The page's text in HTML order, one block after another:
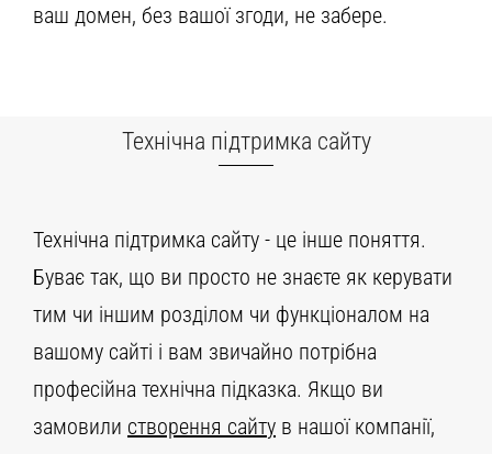
ваш домен, без вашої згоди, не забере.
Технічна підтримка сайту
Технічна підтримка сайту - це інше поняття.
Буває так, що ви просто не знаєте як керувати
тим чи іншим розділом чи функціоналом на
вашому сайті і вам звичайно потрібна
професійна технічна підказка. Якщо ви
замовили створення сайту в нашої компанії,